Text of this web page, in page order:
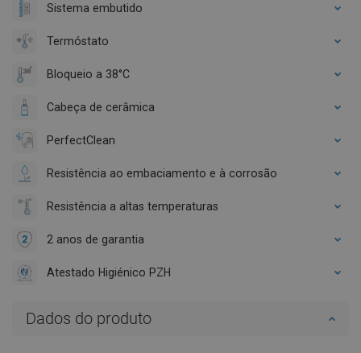
Sistema embutido
Termóstato
Bloqueio a 38°C
Cabeça de cerâmica
PerfectClean
Resistência ao embaciamento e à corrosão
Resistência a altas temperaturas
2 anos de garantia
Atestado Higiénico PZH
Dados do produto